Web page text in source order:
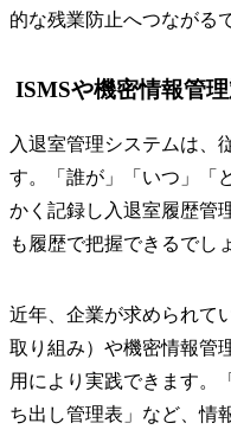
的な残業防止へつながる
ISMSや機密情報管
入退室管理システムは、
す。「誰が」「いつ」「
かく記録し入退室履歴管
も履歴で把握できるでし
近年、企業が求められて
取り組み）や機密情報管
用により実践できます。
ち出し管理表」など、情